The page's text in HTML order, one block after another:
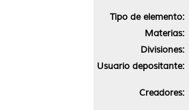
Tipo de elemento:
Materias:
Divisiones:
Usuario depositante:
Creadores: